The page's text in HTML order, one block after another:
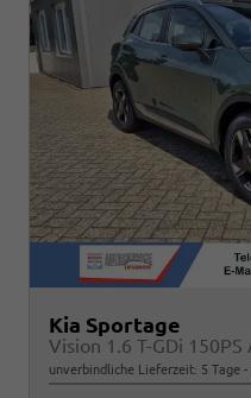
Kia Sportage
unverbindliche Lieferzeit: 5 Tage